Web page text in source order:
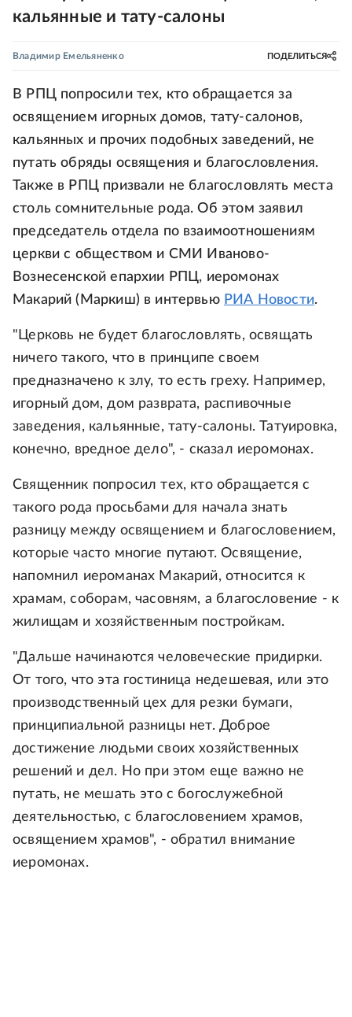
кальянные и тату-салоны
Владимир Емельяненко ПОДЕЛИТЬСЯ
В РПЦ попросили тех, кто обращается за
освящением игорных домов, тату-салонов,
кальянных и прочих подобных заведений, не
путать обряды освящения и благословления.
Также в РПЦ призвали не благословлять места
столь сомнительные рода. Об этом заявил
председатель отдела по взаимоотношениям
церкви с обществом и СМИ Иваново-
Вознесенской епархии РПЦ, иеромонах
Макарий (Маркиш) в интервью РИА Новости.
"Церковь не будет благословлять, освящать
ничего такого, что в принципе своем
предназначено к злу, то есть греху. Например,
игорный дом, дом разврата, распивочные
заведения, кальянные, тату-салоны. Татуировка,
конечно, вредное дело", - сказал иеромонах.
Священник попросил тех, кто обращается с
такого рода просьбами для начала знать
разницу между освящением и благословением,
которые часто многие путают. Освящение,
напомнил иероманах Макарий, относится к
храмам, соборам, часовням, а благословение - к
жилищам и хозяйственным постройкам.
"Дальше начинаются человеческие придирки.
От того, что эта гостиница недешевая, или это
производственный цех для резки бумаги,
принципиальной разницы нет. Доброе
достижение людьми своих хозяйственных
решений и дел. Но при этом еще важно не
путать, не мешать это с богослужебной
деятельностью, с благословением храмов,
освящением храмов", - обратил внимание
иеромонах.